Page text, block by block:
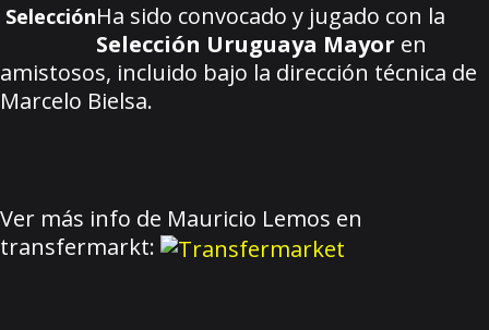
SelecciónHa sido convocado y jugado con la
Selección Uruguaya Mayor en
amistosos, incluido bajo la dirección técnica de
Marcelo Bielsa.
Ver más info de Mauricio Lemos en
transfermarkt: